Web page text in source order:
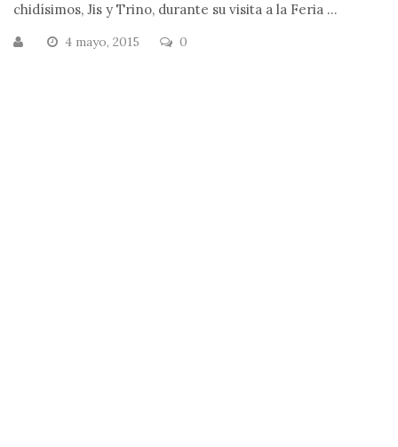
chidísimos, Jis y Trino, durante su visita a la Feria ...
4 mayo, 2015 0